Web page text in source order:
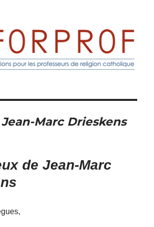
Jean-Marc Drieskens
de Jean-Marc